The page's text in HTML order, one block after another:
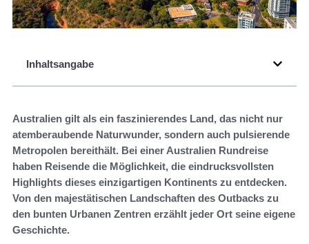
Inhaltsangabe
Australien gilt als ein faszinierendes Land, das nicht nur
atemberaubende Naturwunder, sondern auch pulsierende
Metropolen bereithält. Bei einer Australien Rundreise
haben Reisende die Möglichkeit, die eindrucksvollsten
Highlights dieses einzigartigen Kontinents zu entdecken.
Von den majestätischen Landschaften des Outbacks zu
den bunten Urbanen Zentren erzählt jeder Ort seine eigene
Geschichte.